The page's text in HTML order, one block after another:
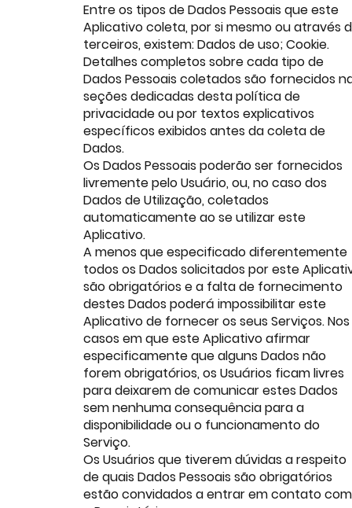
Entre os tipos de Dados Pessoais que este
Aplicativo coleta, por si mesmo ou através
terceiros, existem: Dados de uso; Cookie.
Detalhes completos sobre cada tipo de
Dados Pessoais coletados são fornecidos
seções dedicadas desta política de
privacidade ou por textos explicativos
específicos exibidos antes da coleta de
Dados.
Os Dados Pessoais poderão ser fornecidos
livremente pelo Usuário, ou, no caso dos
Dados de Utilização, coletados
automaticamente ao se utilizar este
Aplicativo.
A menos que especificado diferentemente
todos os Dados solicitados por este
são obrigatórios e a falta de fornecimento
destes Dados poderá impossibilitar este
Aplicativo de fornecer os seus Serviços. Nos
casos em que este Aplicativo afirmar
especificamente que alguns Dados não
forem obrigatórios, os Usuários ficam livres
para deixarem de comunicar estes Dados
sem nenhuma consequência para a
disponibilidade ou o funcionamento do
Serviço.
Os Usuários que tiverem dúvidas a respeito
de quais Dados Pessoais são obrigatórios
estão convidados a entrar em contato com